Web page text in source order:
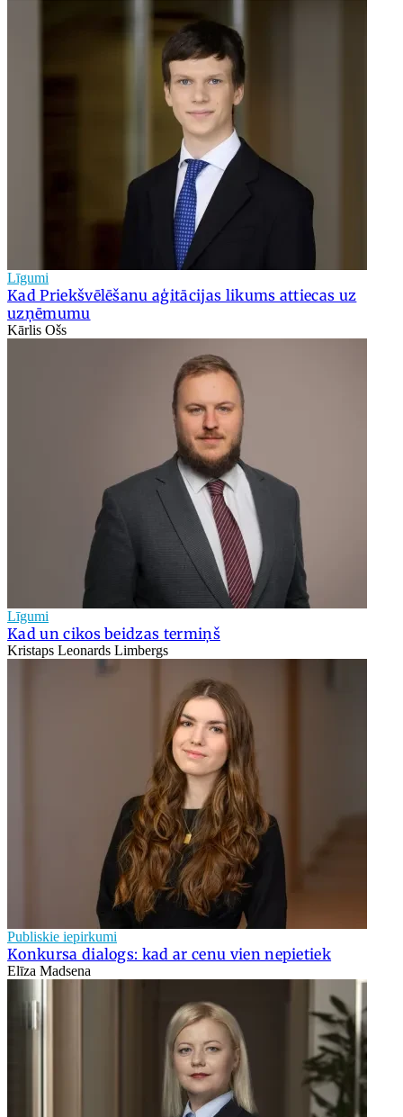
Līgumi
Kad Priekšvēlēšanu aģitācijas likums attiecas uz
uzņēmumu
Kārlis Ošs
Līgumi
Kad un cikos beidzas termiņš
Kristaps Leonards Limbergs
Publiskie iepirkumi
Konkursa dialogs: kad ar cenu vien nepietiek
Elīza Madsena